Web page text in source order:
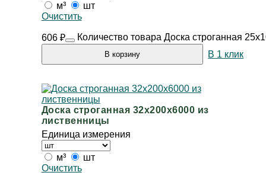
м³
шт
Очистить
606 ₽ Количество товара Доска строганная
В корзину В 1 клик
Доска строганная 32х200х6000 из
лиственницы
Единица измерения
м³
шт
Очистить